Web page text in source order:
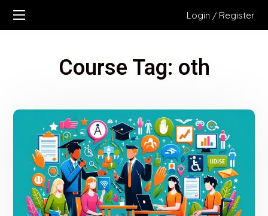
Login / Register
Course Tag: oth